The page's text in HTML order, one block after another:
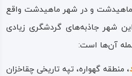
و در شهر ماهیدشت واقع
شهر جاذبه‌های گردشگری زیادی
جمله آن‌ها است:
، منطقه گهواره، تپه تاریخی چقاخزان